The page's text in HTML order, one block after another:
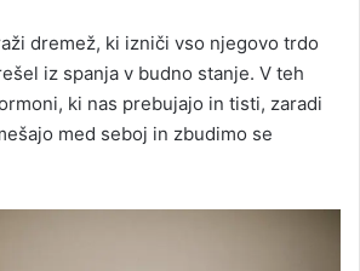
dremež, ki izniči vso njegovo trdo
iz spanja v budno stanje. V teh
ki nas prebujajo in tisti, zaradi
med seboj in zbudimo se